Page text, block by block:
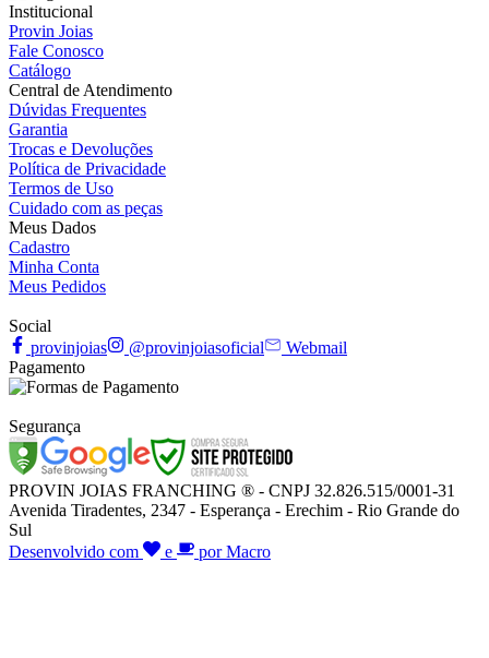
Institucional
Provin Joias
Fale Conosco
Catálogo
Central de Atendimento
Dúvidas Frequentes
Garantia
Trocas e Devoluções
Política de Privacidade
Termos de Uso
Cuidado com as peças
Meus Dados
Cadastro
Minha Conta
Meus Pedidos
Social
provinjoias
@provinjoiasoficial
Webmail
Pagamento
Segurança
PROVIN JOIAS FRANCHING ® - CNPJ 32.826.515/0001-31
Avenida Tiradentes, 2347 - Esperança - Erechim - Rio Grande do
Sul
Desenvolvido com
e por Macro